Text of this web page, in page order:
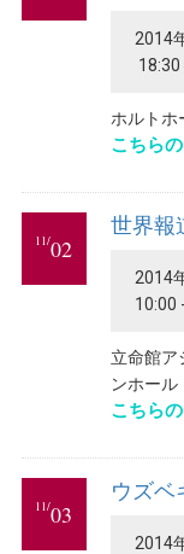
2014
ホルトホ
こちら
11/02
世界報
2014
10:00
立命館
ンホール
こちら
11/03
ウズベ
2014